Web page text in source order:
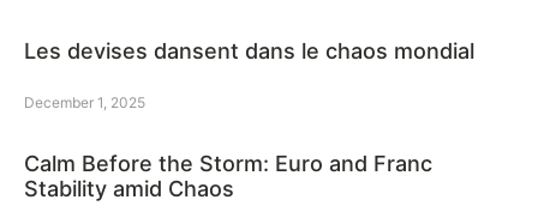
Les devises dansent dans le chaos mondial
December 1, 2025
Calm Before the Storm: Euro and Franc
Stability amid Chaos